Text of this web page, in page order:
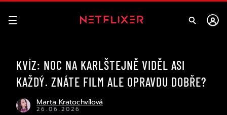
KVÍZ: NOC NA KARLŠTEJNĚ VIDĚL ASI
KAŽDÝ. ZNÁTE FILM ALE OPRAVDU DOBŘE?
Marta Kratochvílová
26.06.2026